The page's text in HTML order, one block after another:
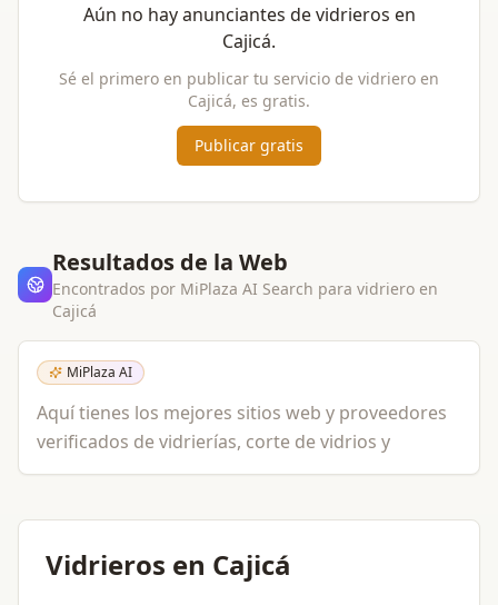
Aún no hay anunciantes devidrieros en
Cajicá.
Sé el primero en publicar tu servicio de vidriero en
Cajicá, es gratis.
Publicar gratis
Resultados de la Web
Encontrados por MiPlaza AI Search paravidriero en
Cajicá
MiPlaza AI
Aquí tienes los mejores sitios web y proveedores
verificados de vidrierías, corte de vidrios y
Vidrieros en Cajicá